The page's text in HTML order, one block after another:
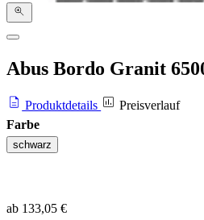
Abus Bordo Granit
Produktdetails
Preisverlauf
Farbe
schwarz
ab 133,05 €